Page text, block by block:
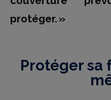
protéger. »
Protéger sa